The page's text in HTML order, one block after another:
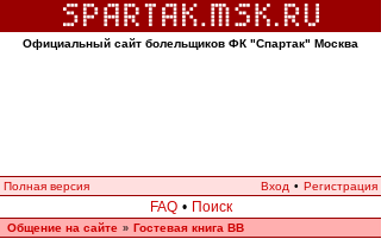
Официальный сайт болельщиков ФК "Спартак" Москва
Полная версия Вход • Регистрация
FAQ • Поиск
Общение на сайте » Гостевая книга ВВ